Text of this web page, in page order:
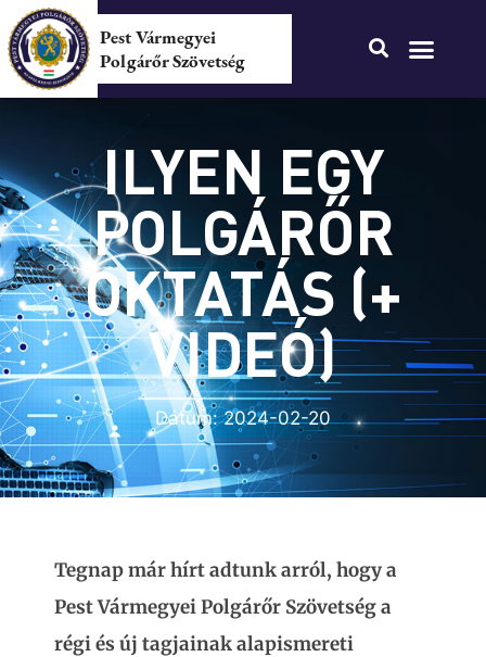
Pest Vármegyei
Polgárőr Szövetség
ILYEN EGY
POLGÁRŐR
OKTATÁS (+
VIDEÓ)
Dátum:2024-02-20
Tegnap már hírt adtunk arról, hogy a
Pest Vármegyei Polgárőr Szövetség a
régi és új tagjainak alapismereti